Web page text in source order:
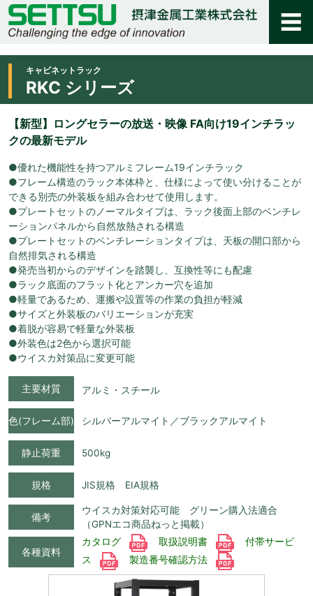
キャビネットラック
RKC シリーズ
【新型】ロングセラーの放送・映像 FA向け19インチラッ
クの最新モデル
●優れた機能性を持つアルミフレーム19インチラック
●フレーム構造のラック本体枠と、仕様によって使い分けることが
できる別売の外装板を組み合わせて使用します。
●プレートセットのノーマルタイプは、ラック後面上部のベンチレ
ーションパネルから自然放熱される構造
●プレートセットのベンチレーションタイプは、天板の開口部から
自然排気される構造
●発売当初からのデザインを踏襲し、互換性等にも配慮
●ラック底面のフラット化とアンカー穴を追加
●軽量であるため、運搬や設置等の作業の負担が軽減
●サイズと外装板のバリエーションが充実
●着脱が容易で軽量な外装板
●外装色は2色から選択可能
●ウイスカ対策品に変更可能
主要材質 アルミ・スチール
色(フレーム部) シルバーアルマイト／ブラックアルマイト
静止荷重 500kg
規格 JIS規格 EIA規格
備考
ウイスカ対策対応可能 グリーン購入法適合
（GPNエコ商品ねっと掲載）
各種資料
カタログ 取扱説明書
付帯サービ
ス
製造番号確認方法